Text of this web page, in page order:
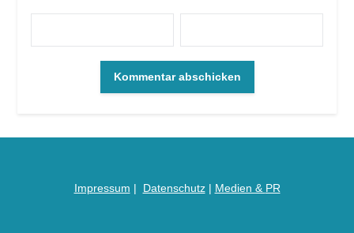
Impressum | Datenschutz| Medien & PR